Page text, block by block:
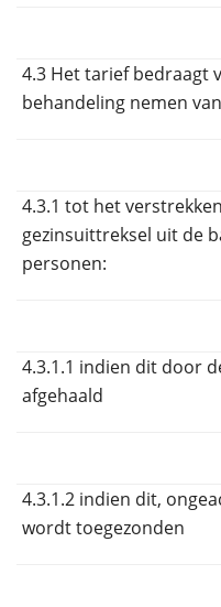
4.3 Het tarief bedraagt
behandeling nemen
4.3.1 tot het
gezinsuittreksel uit de
personen:
4.3.1.1 indien dit door
afgehaald
4.3.1.2 indien dit,
wordt toegezonden